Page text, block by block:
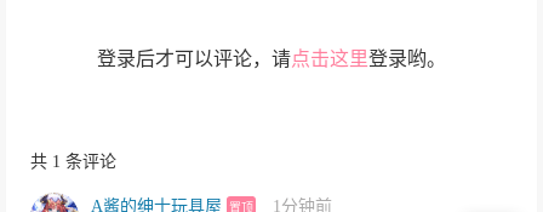
登录后才可以评论，请点击这里登录哟。
共 1 条评论
A酱的绅士玩具屋 置顶 1分钟前